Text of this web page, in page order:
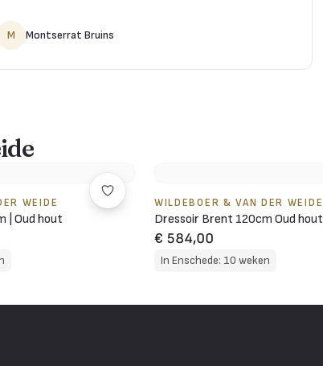
M Montserrat Bruins
WEIDE
| Oud hout
WILDEBOER & VAN DER WEIDE
Dressoir Brent 120cm Oud hout
€ 584,00
In Enschede: 10 weken